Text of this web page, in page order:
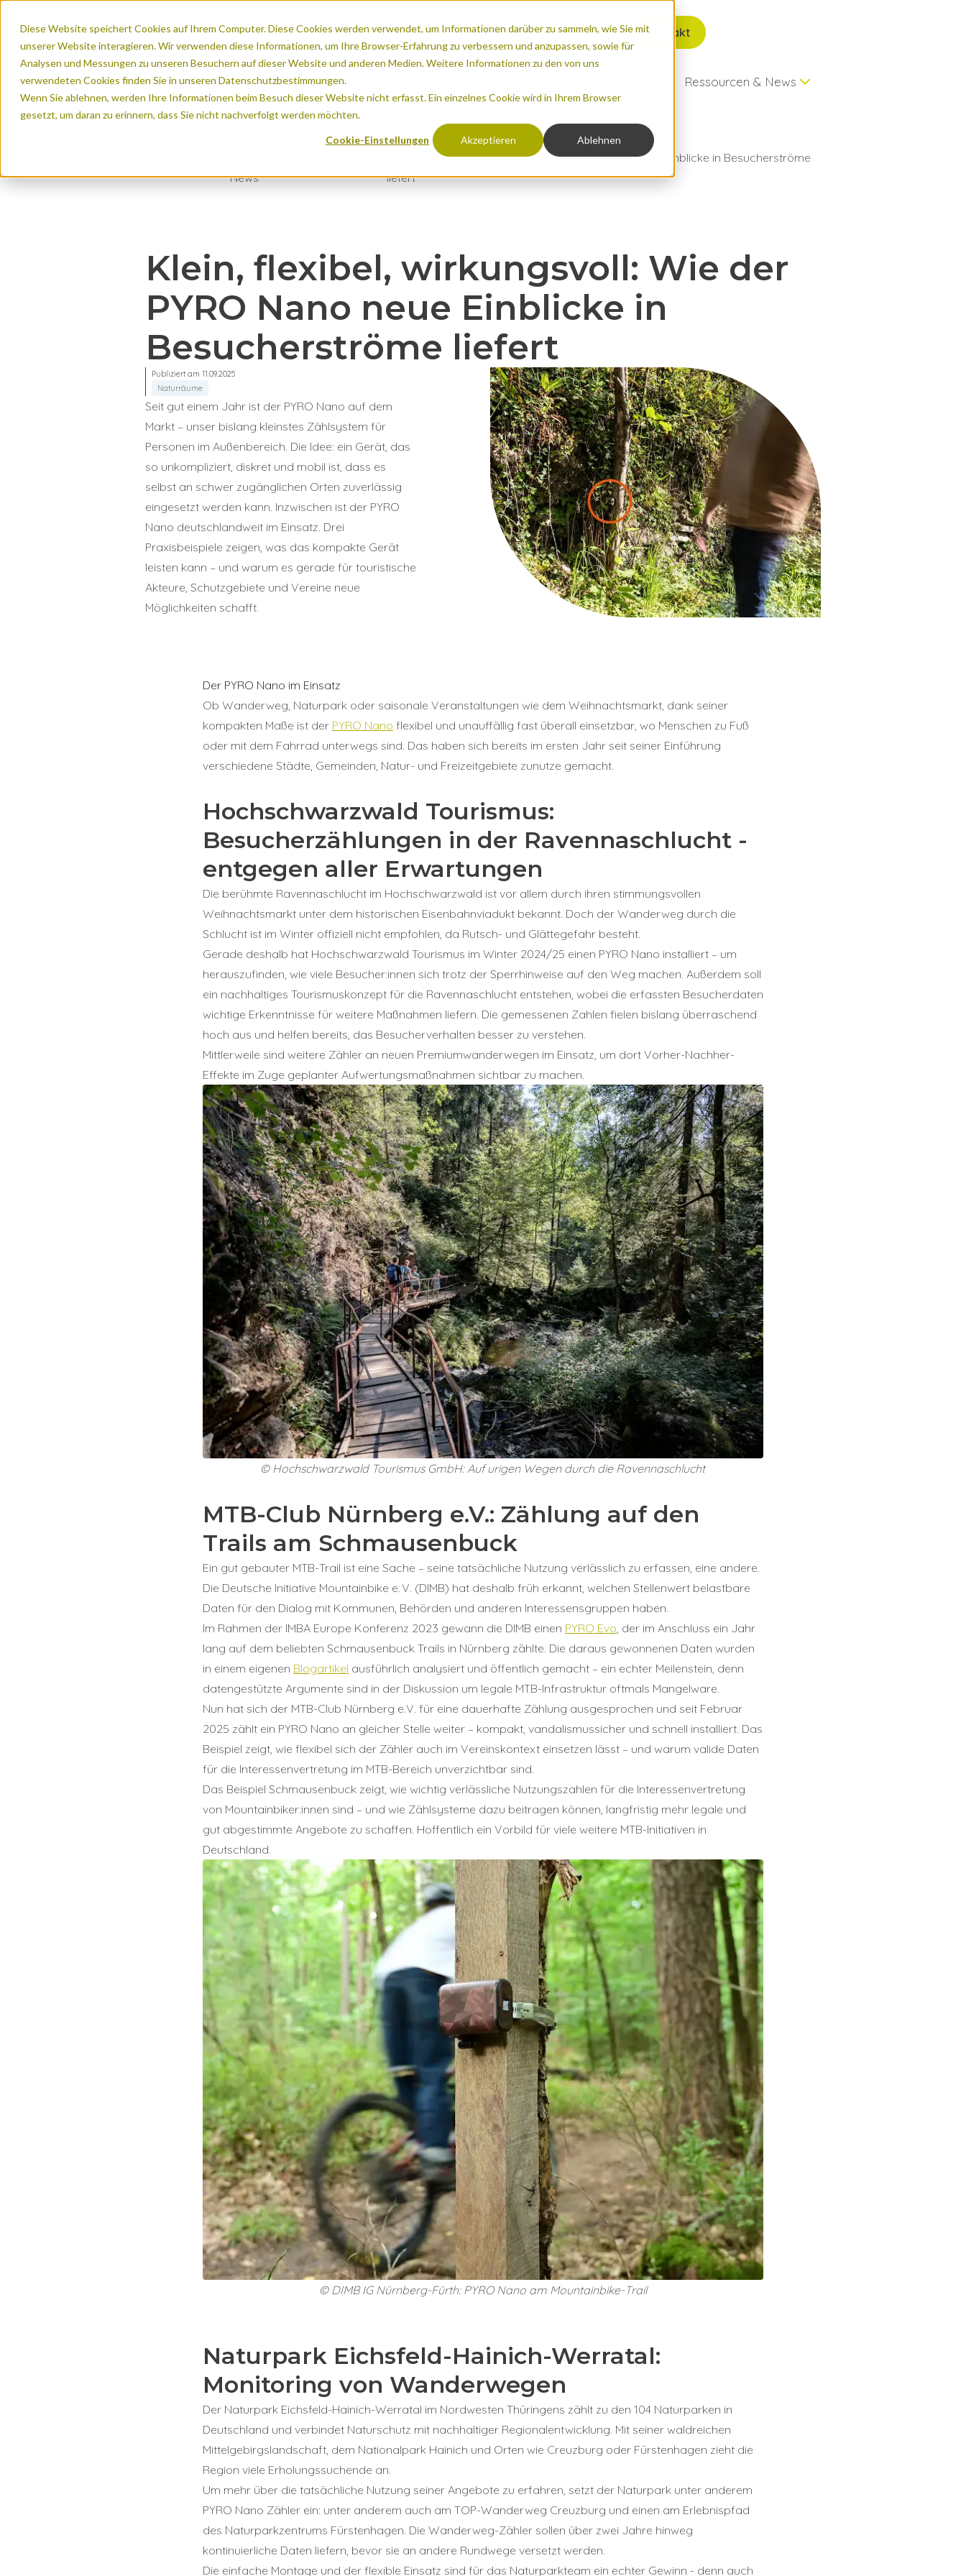
Diese Website speichert Cookies auf Ihrem Computer. Diese Cookies werden verwendet, um Informationen darüber zu sammeln, wie Sie mit
unserer Website interagieren. Wir verwenden diese Informationen, um Ihre Browser-Erfahrung zu verbessern und anzupassen, sowie für
Analysen und Messungen zu unseren Besuchern auf dieser Website und anderen Medien. Weitere Informationen zu den von uns
verwendeten Cookies finden Sie in unseren Datenschutzbestimmungen.
Wenn Sie ablehnen, werden Ihre Informationen beim Besuch dieser Website nicht erfasst. Ein einzelnes Cookie wird in Ihrem Browser
gesetzt, um daran zu erinnern, dass Sie nicht nachverfolgt werden möchten.
Cookie-Einstellungen Akzeptieren Ablehnen
Favoriten(0) Kontakt
Urbane Räume
Nachhaltige Mobilität
Naturräume
Messung der wirtschaftlichen Auswirkungen
Ressourcen & News
Referenzen von Kunden
Urbane Räume
News
Klein, flexibel, wirkungsvoll: Wie der PYRO Nano neue Einblicke in Besucherströme
liefert
Klein, flexibel, wirkungsvoll: Wie der
PYRO Nano neue Einblicke in
Besucherströme liefert
Publiziert am 11.09.2025
Naturräume
Seit gut einem Jahr ist der PYRO Nano auf dem
Markt – unser bislang kleinstes Zählsystem für
Personen im Außenbereich. Die Idee: ein Gerät, das
so unkompliziert, diskret und mobil ist, dass es
selbst an schwer zugänglichen Orten zuverlässig
eingesetzt werden kann. Inzwischen ist der PYRO
Nano deutschlandweit im Einsatz. Drei
Praxisbeispiele zeigen, was das kompakte Gerät
leisten kann – und warum es gerade für touristische
Akteure, Schutzgebiete und Vereine neue
Möglichkeiten schafft.
Der PYRO Nano im Einsatz
Ob Wanderweg, Naturpark oder saisonale Veranstaltungen wie dem Weihnachtsmarkt, dank seiner
kompakten Maße ist der PYRO Nano flexibel und unauffällig fast überall einsetzbar, wo Menschen zu Fuß
oder mit dem Fahrrad unterwegs sind. Das haben sich bereits im ersten Jahr seit seiner Einführung
verschiedene Städte, Gemeinden, Natur- und Freizeitgebiete zunutze gemacht.
Hochschwarzwald Tourismus:
Besucherzählungen in der Ravennaschlucht -
entgegen aller Erwartungen
Die berühmte Ravennaschlucht im Hochschwarzwald ist vor allem durch ihren stimmungsvollen
Weihnachtsmarkt unter dem historischen Eisenbahnviadukt bekannt. Doch der Wanderweg durch die
Schlucht ist im Winter offiziell nicht empfohlen, da Rutsch- und Glättegefahr besteht.
Gerade deshalb hat Hochschwarzwald Tourismus im Winter 2024/25 einen PYRO Nano installiert – um
herauszufinden, wie viele Besucher:innen sich trotz der Sperrhinweise auf den Weg machen. Außerdem soll
ein nachhaltiges Tourismuskonzept für die Ravennaschlucht entstehen, wobei die erfassten Besucherdaten
wichtige Erkenntnisse für weitere Maßnahmen liefern. Die gemessenen Zahlen fielen bislang überraschend
hoch aus und helfen bereits, das Besucherverhalten besser zu verstehen.
Mittlerweile sind weitere Zähler an neuen Premiumwanderwegen im Einsatz, um dort Vorher-Nachher-
Effekte im Zuge geplanter Aufwertungsmaßnahmen sichtbar zu machen.
© Hochschwarzwald Tourismus GmbH: Auf urigen Wegen durch die Ravennaschlucht
MTB-Club Nürnberg e.V.: Zählung auf den
Trails am Schmausenbuck
Ein gut gebauter MTB-Trail ist eine Sache – seine tatsächliche Nutzung verlässlich zu erfassen, eine andere.
Die Deutsche Initiative Mountainbike e. V. (DIMB) hat deshalb früh erkannt, welchen Stellenwert belastbare
Daten für den Dialog mit Kommunen, Behörden und anderen Interessensgruppen haben.
Im Rahmen der IMBA Europe Konferenz 2023 gewann die DIMB einen PYRO Evo , der im Anschluss ein Jahr
lang auf dem beliebten Schmausenbuck Trails in Nürnberg zählte. Die daraus gewonnenen Daten wurden
in einem eigenen Blogartikel ausführlich analysiert und öffentlich gemacht – ein echter Meilenstein, denn
datengestützte Argumente sind in der Diskussion um legale MTB-Infrastruktur oftmals Mangelware.
Nun hat sich der MTB-Club Nürnberg e.V. für eine dauerhafte Zählung ausgesprochen und seit Februar
2025 zählt ein PYRO Nano an gleicher Stelle weiter – kompakt, vandalismussicher und schnell installiert. Das
Beispiel zeigt, wie flexibel sich der Zähler auch im Vereinskontext einsetzen lässt – und warum valide Daten
für die Interessenvertretung im MTB-Bereich unverzichtbar sind.
Das Beispiel Schmausenbuck zeigt, wie wichtig verlässliche Nutzungszahlen für die Interessenvertretung
von Mountainbiker:innen sind – und wie Zählsysteme dazu beitragen können, langfristig mehr legale und
gut abgestimmte Angebote zu schaffen. Hoffentlich ein Vorbild für viele weitere MTB-Initiativen in
Deutschland.
© DIMB IG Nürnberg-Fürth: PYRO Nano am Mountainbike-Trail
Naturpark Eichsfeld-Hainich-Werratal:
Monitoring von Wanderwegen
Der Naturpark Eichsfeld-Hainich-Werratal im Nordwesten Thüringens zählt zu den 104 Naturparken in
Deutschland und verbindet Naturschutz mit nachhaltiger Regionalentwicklung. Mit seiner waldreichen
Mittelgebirgslandschaft, dem Nationalpark Hainich und Orten wie Creuzburg oder Fürstenhagen zieht die
Region viele Erholungssuchende an.
Um mehr über die tatsächliche Nutzung seiner Angebote zu erfahren, setzt der Naturpark unter anderem
PYRO Nano Zähler ein: unter anderem auch am TOP-Wanderweg Creuzburg und einen am Erlebnispfad
des Naturparkzentrums Fürstenhagen. Die Wanderweg-Zähler sollen über zwei Jahre hinweg
kontinuierliche Daten liefern, bevor sie an andere Rundwege versetzt werden.
Die einfache Montage und der flexible Einsatz sind für das Naturparkteam ein echter Gewinn - denn auch
Enlever de ma liste
Voir ma liste
Enlever de ma liste
Voir ma liste
Enlever de ma liste
Voir ma liste